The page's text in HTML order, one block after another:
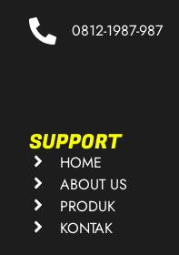
0812-1987-987
SUPPORT
HOME
ABOUT US
PRODUK
KONTAK